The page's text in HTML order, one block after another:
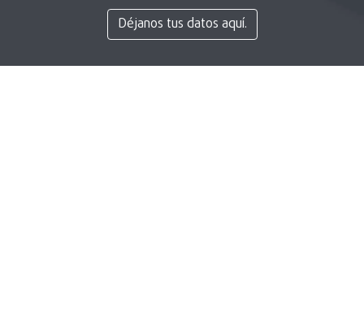
Déjanos tus datos aquí.